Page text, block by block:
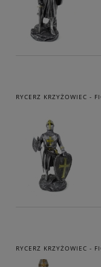
RYCERZ KRZYŻOWIEC -
RYCERZ KRZYŻOWIEC -